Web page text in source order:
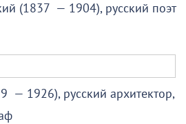
(1837 — 1904), русский поэт
— 1926), русский архитектор,